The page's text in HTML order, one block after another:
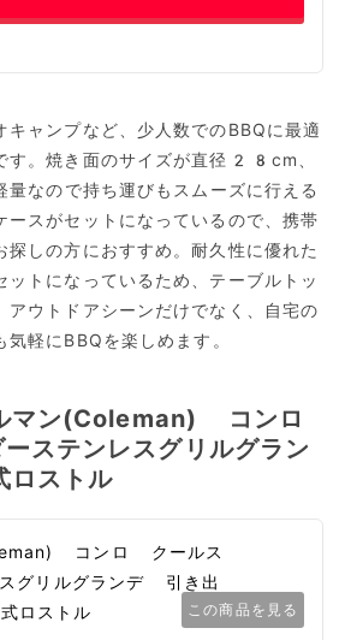
キャンプなど、少人数でのBBQに最適
す。焼き面のサイズが直径28cm、
なので持ち運びもスムーズに行える
ースがセットになっているので、携帯
探しの方におすすめ。耐久性に優れた
ットになっているため、テーブルトッ
アウトドアシーンだけでなく、自宅の
軽にBBQを楽しめます。
マン(Coleman) コンロ
ステンレスグリルグラン
ストル
この商品を見る